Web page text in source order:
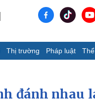
Thị trường Pháp luật
Cuộc sống đó đây
đánh nhau